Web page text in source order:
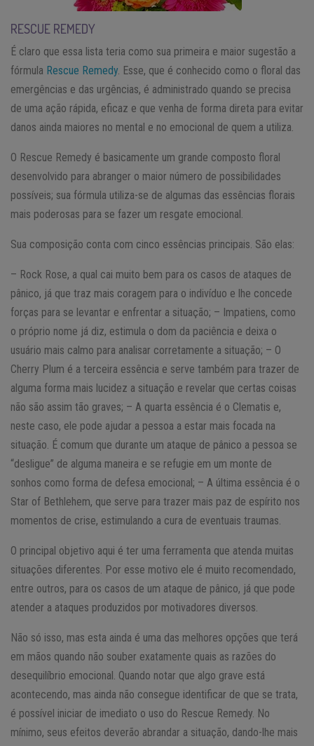
RESCUE REMEDY
É claro que essa lista teria como sua primeira e maior sugestão a
fórmula Rescue Remedy. Esse, que é conhecido como o floral das
emergências e das urgências, é administrado quando se precisa
de uma ação rápida, eficaz e que venha de forma direta para evitar
danos ainda maiores no mental e no emocional de quem a utiliza.
O Rescue Remedy é basicamente um grande composto floral
desenvolvido para abranger o maior número de possibilidades
possíveis; sua fórmula utiliza-se de algumas das essências florais
mais poderosas para se fazer um resgate emocional.
Sua composição conta com cinco essências principais. São elas:
– Rock Rose, a qual cai muito bem para os casos de ataques de
pânico, já que traz mais coragem para o indivíduo e lhe concede
forças para se levantar e enfrentar a situação; – Impatiens, como
o próprio nome já diz, estimula o dom da paciência e deixa o
usuário mais calmo para analisar corretamente a situação; – O
Cherry Plum é a terceira essência e serve também para trazer de
alguma forma mais lucidez a situação e revelar que certas coisas
não são assim tão graves; – A quarta essência é o Clematis e,
neste caso, ele pode ajudar a pessoa a estar mais focada na
situação. É comum que durante um ataque de pânico a pessoa se
“desligue” de alguma maneira e se refugie em um monte de
sonhos como forma de defesa emocional; – A última essência é o
Star of Bethlehem, que serve para trazer mais paz de espírito nos
momentos de crise, estimulando a cura de eventuais traumas.
O principal objetivo aqui é ter uma ferramenta que atenda muitas
situações diferentes. Por esse motivo ele é muito recomendado,
entre outros, para os casos de um ataque de pânico, já que pode
atender a ataques produzidos por motivadores diversos.
Não só isso, mas esta ainda é uma das melhores opções que terá
em mãos quando não souber exatamente quais as razões do
desequilíbrio emocional. Quando notar que algo grave está
acontecendo, mas ainda não consegue identificar de que se trata,
é possível iniciar de imediato o uso do Rescue Remedy. No
mínimo, seus efeitos deverão abrandar a situação, dando-lhe mais